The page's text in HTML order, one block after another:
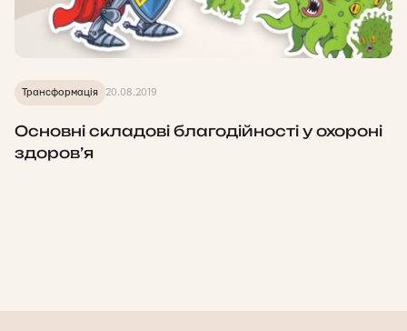
Трансформація 20.08.2019
Основні складові благодійності у охороні
здоров’я